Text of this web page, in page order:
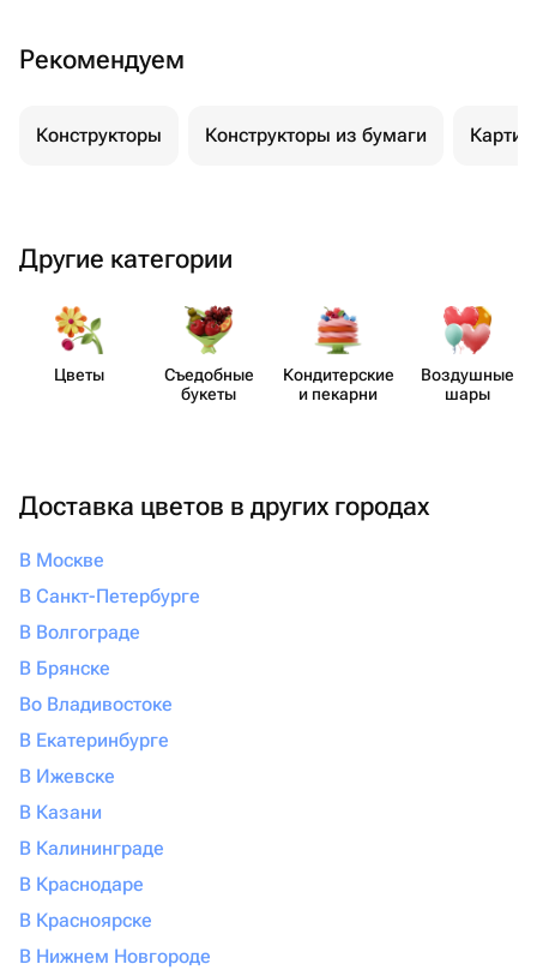
Рекомендуем
Конструкторы Конструкторы из бумаги
Другие категории
Цветы
Съедобные
букеты
Кондит​ерские
и пекарни
Воздушные
шары
Доставка цветов в других городах
В Москве
В Санкт-Петербурге
В Волгограде
В Брянске
Во Владивостоке
В Екатеринбурге
В Ижевске
В Казани
В Калининграде
В Краснодаре
В Красноярске
В Нижнем Новгороде